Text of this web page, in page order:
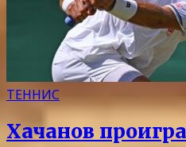
ТЕННИС
Хачанов